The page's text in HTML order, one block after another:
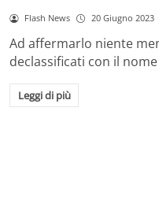
Flash News 20 Giugno 2023
Ad affermarlo niente
declassificati con il
Leggi di più